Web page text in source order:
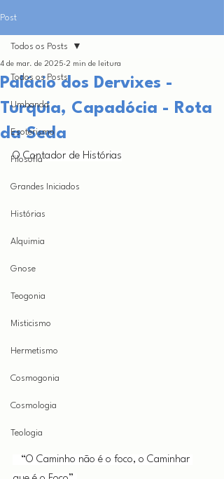
Post
Todos os Posts
Umbanda
Esoterismo
Filosofia
Grandes Iniciados
Histórias
Alquimia
Gnose
Teogonia
Misticismo
Hermetismo
Cosmogonia
Cosmologia
Teologia
Todos os Posts
Palácio dos Dervixes -
Turquia, Capadócia - Rota
da Seda
4 de mar. de 2025 2 min de leitura
O Contador de Histórias
“O Caminho não é o foco, o Caminhar